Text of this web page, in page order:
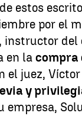
estos
por el
instructor
en lacompra
el juez,
y
empresa,